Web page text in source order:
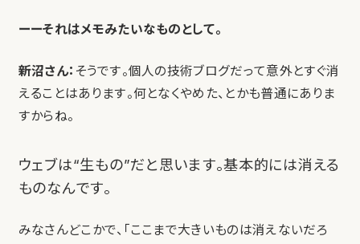
ーーそれはメモみたいなものとして。
新沼さん： そうです。個人の技術ブログだって意外とすぐ消
えることはあります。何となくやめた、とかも普通にありま
すからね。
ウェブは“生もの”だと思います。基本的には消える
ものなんです。
みなさんどこかで、「ここまで大きいものは消えないだろ